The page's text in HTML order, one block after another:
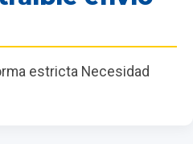
estricta Necesidad